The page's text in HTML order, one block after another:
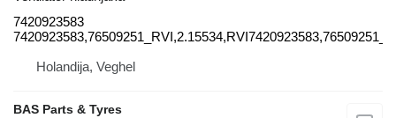
7420923583
Holandija, Veghel
BAS Parts & Tyres